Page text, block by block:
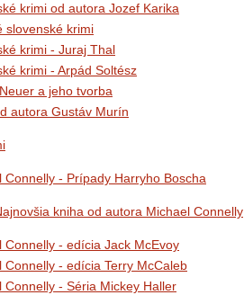
krimi od autora Jozef Karika
slovenské krimi
krimi - Juraj Thal
krimi - Arpád Soltész
a jeho tvorba
autora Gustáv Murín
Connelly - Prípady Harryho Boscha
kniha od autora Michael Connelly
Connelly - edícia Jack McEvoy
Connelly - edícia Terry McCaleb
Connelly - Séria Mickey Haller